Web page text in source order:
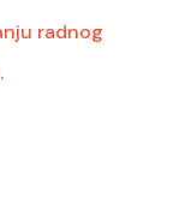
radnog